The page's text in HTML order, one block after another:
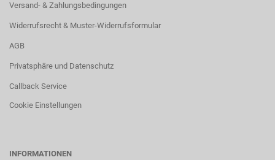
Versand- & Zahlungsbedingungen
Widerrufsrecht & Muster-Widerrufsformular
AGB
Privatsphäre und Datenschutz
Callback Service
Cookie Einstellungen
INFORMATIONEN